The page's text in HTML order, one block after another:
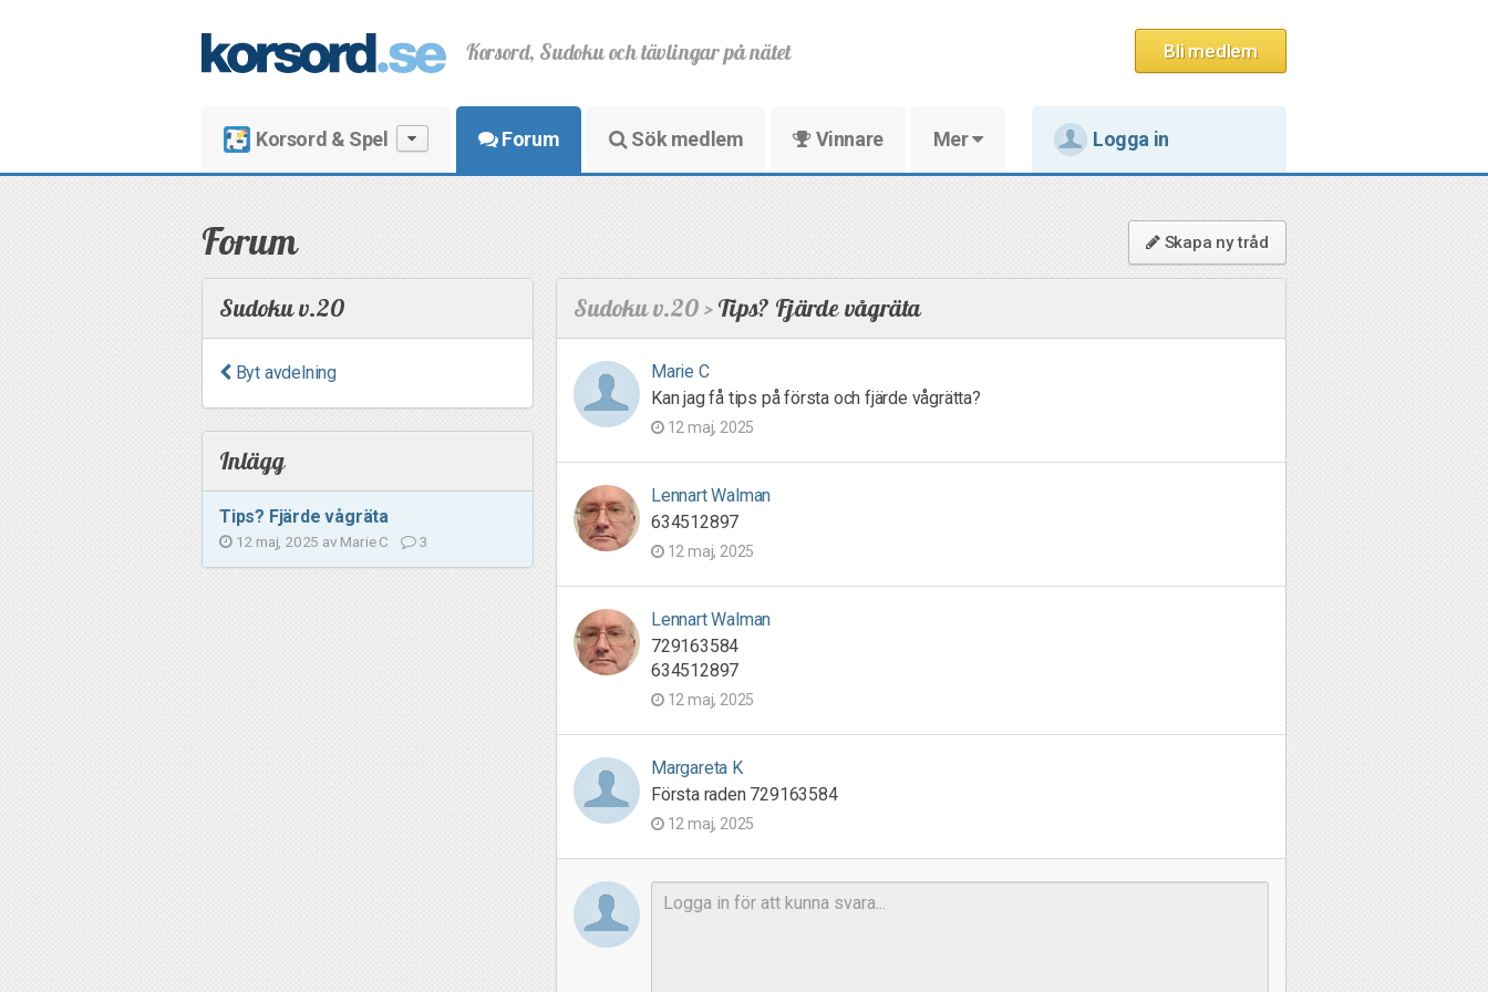
Bli medlem
Korsord, Sudoku och tävlingar på nätet
Korsord & Spel Forum Sök medlem Vinnare Mer Logga in
Skapa ny tråd
Forum
Sudoku v.20
Byt avdelning
Inlägg
Tips? Fjärde vågräta
12 maj, 2025 av Marie C 3
Sudoku v.20 >Tips? Fjärde vågräta
Marie C
Kan jag få tips på första och fjärde vågrätta?
12 maj, 2025
Lennart Walman
634512897
12 maj, 2025
Lennart Walman
729163584
634512897
12 maj, 2025
Margareta K
Första raden 729163584
12 maj, 2025